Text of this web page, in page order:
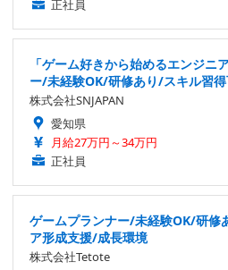
正社員
「ゲーム好きから始めるエンジニ
ー/未経験OK/研修あり/スキル習
株式会社SNJAPAN
愛知県
月給27万円～34万円
正社員
ゲームプランナー/未経験OK/研修
ア形成支援/成長環境
株式会社Tetote